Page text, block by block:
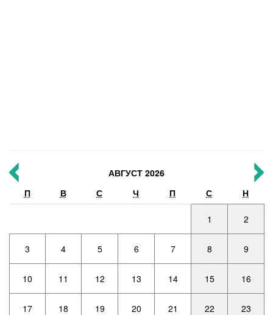
АВГУСТ 2026
П
В С Ч П С Н
1 2
3 4 5 6 7 8 9
10 11 12 13 14 15 16
17 18 19 20 21 22 23